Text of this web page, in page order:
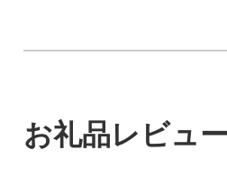
お礼品レビュー